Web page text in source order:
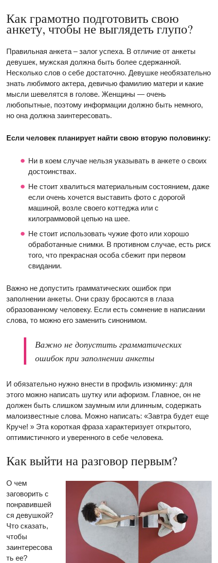
Как грамотно подготовить свою
анкету, чтобы не выглядеть глупо?
Правильная анкета – залог успеха. В отличие от анкеты
девушек, мужская должна быть более сдержанной.
Несколько слов о себе достаточно. Девушке необязательно
знать любимого актера, девичью фамилию матери и какие
мысли шевелятся в голове. Женщины — очень
любопытные, поэтому информации должно быть немного,
но она должна заинтересовать.
Если человек планирует найти свою вторую половинку:
Ни в коем случае нельзя указывать в анкете о своих
достоинствах.
Не стоит хвалиться материальным состоянием, даже
если очень хочется выставить фото с дорогой
машиной, возле своего коттеджа или с
килограммовой цепью на шее.
Не стоит использовать чужие фото или хорошо
обработанные снимки. В противном случае, есть риск
того, что прекрасная особа сбежит при первом
свидании.
Важно не допустить грамматических ошибок при
заполнении анкеты. Они сразу бросаются в глаза
образованному человеку. Если есть сомнение в написании
слова, то можно его заменить синонимом.
Важно не допустить грамматических
ошибок при заполнении анкеты
И обязательно нужно внести в профиль изюминку: для
этого можно написать шутку или афоризм. Главное, он не
должен быть слишком заумным или длинным, содержать
малоизвестные слова. Можно написать: «Завтра будет еще
Круче! » Эта короткая фраза характеризует открытого,
оптимистичного и уверенного в себе человека.
Как выйти на разговор первым?
О чем
заговорить с
понравившей
ся девушкой?
Что сказать,
чтобы
заинтересова
ть ее?